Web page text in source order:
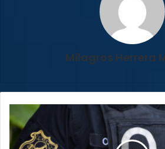
Milagros Herrera
detiene
sospechoso